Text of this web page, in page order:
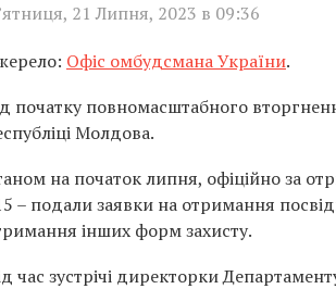
21 Липня, 2023 в 09:36
Офіс омбудсмана України.
початку повномасштабного
Молдова.
на початок липня, офіційно за
– подали заявки на отримання
інших форм захисту.
час зустрічі директорки